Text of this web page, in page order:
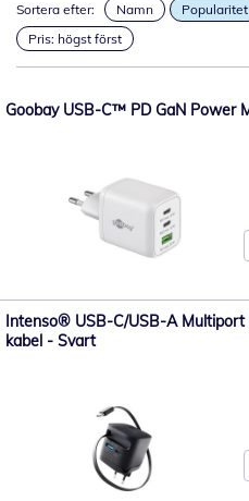
Sortera efter: Namn Popularitet
Pris: högst först
Goobay USB-C™ PD GaN Power
Intenso® USB-C/USB-A
kabel - Svart